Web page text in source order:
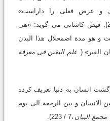
و عرض فعلى را داراست»
، 29). فیض کاشانى مى گوید: «هى
و هو مدة اضمحلال هذا البدن
القبر» ( علم الیقین فى معرفة
انسان به دنیا تعریف کرده
الانسان و بین الرجعة الى یوم
مجمع البیان ،7 / 223).